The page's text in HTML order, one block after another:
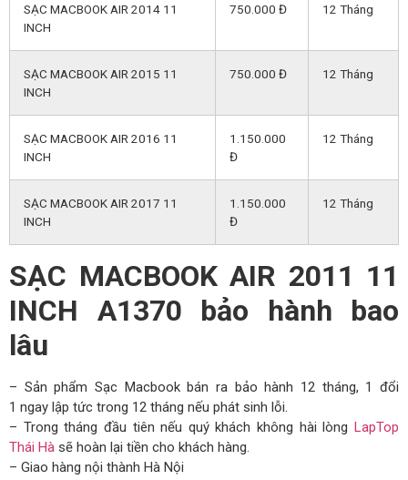
SẠC MACBOOK AIR 2014 11
INCH
750.000 Đ 12 Tháng
SẠC MACBOOK AIR 2015 11
INCH
750.000 Đ 12 Tháng
SẠC MACBOOK AIR 2016 11
INCH
1.150.000
Đ
12 Tháng
SẠC MACBOOK AIR 2017 11
INCH
1.150.000
Đ
12 Tháng
SẠC MACBOOK AIR 2011 11
INCH A1370 bảo hành bao
lâu
– Sản phẩm Sạc Macbook bán ra bảo hành 12 tháng, 1 đổi
1 ngay lập tức trong 12 tháng nếu phát sinh lỗi.
– Trong tháng đầu tiên nếu quý khách không hài lòng LapTop
Thái Hà sẽ hoàn lại tiền cho khách hàng.
– Giao hàng nội thành Hà Nội